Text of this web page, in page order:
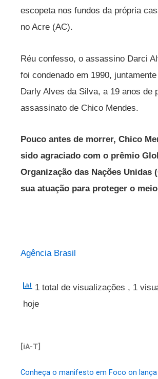
escopeta nos fundos da própria
no Acre (AC).
Réu confesso, o assassino Darci
foi condenado em 1990,
Darly Alves da Silva, a 19 anos de
assassinato de Chico Mendes.
Pouco antes de morrer, Chico
sido agraciado com o prêmio
Organização das Nações Unidas
sua atuação para proteger o
Agência Brasil
1 total de visualizações , 1
hoje
[iA-T]
Conheça o manifesto em Foco on lança